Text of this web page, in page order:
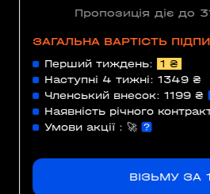
Пропозиція діє до
ЗАГАЛЬНА ВАРТІСТЬ
Перший тиждень:
1 ₴
Наступні 4 тижні:1349 ₴
Членський внесок:1199 ₴
Наявність річного
Умови акції :🚀
ВІЗЬМУ ЗА 1